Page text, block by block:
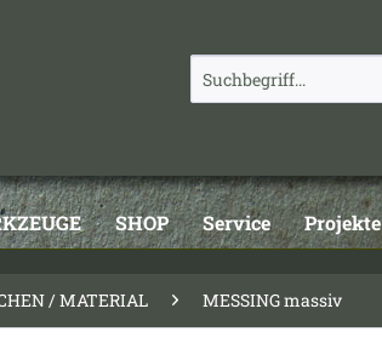
SHOP Service Projekte
/ MATERIAL MESSING massiv